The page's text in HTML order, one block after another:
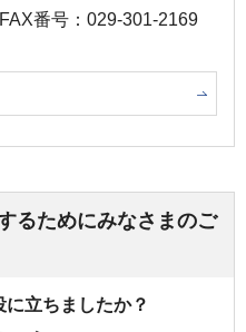
FAX番号：029-301-2169
るためにみなさまのご
立ちましたか？